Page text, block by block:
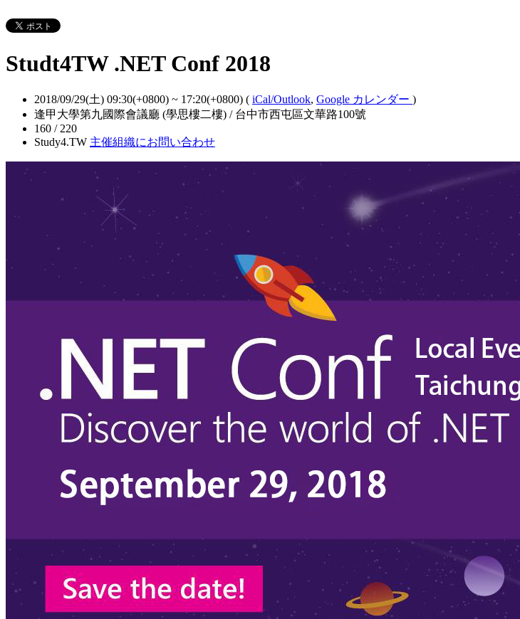
Studt4TW .NET Conf 2018
2018/09/29(土) 09:30(+0800) ~ 17:20(+0800) ( iCal/Outlook, Google カレンダー )
逢甲大學第九國際會議廳 (學思樓二樓) / 台中市西屯區文華路100號
160 / 220
Study4.TW 主催組織にお問い合わせ